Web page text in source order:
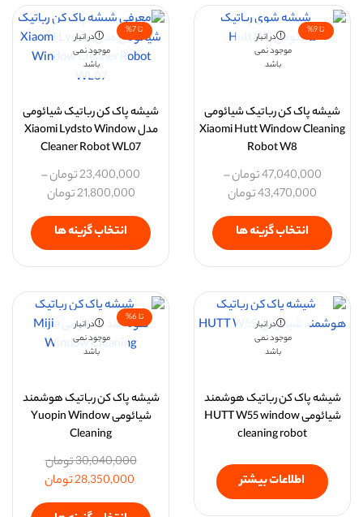
تا 9%
در انبار
موجود نمی
باشد
شیشه پاک کن رباتیک شیائومی
Xiaomi Hutt Window Cleaning
Robot W8
47,040,000تومان–
43,470,000تومان
انتخاب گزینه ها
تا 7%
در انبار
موجود نمی
باشد
شیشه پاک کن رباتیک شیائومی
مدل Xiaomi Lydsto Window
Cleaner Robot WL07
23,400,000تومان–
21,800,000تومان
انتخاب گزینه ها
در انبار
موجود نمی
باشد
شیشه پاک کن رباتیک هوشمند
شیائومی HUTT W55 window
cleaning robot
اطلاعات بیشتر
تا 6%
در انبار
موجود نمی
باشد
شیشه پاک کن رباتیک هوشمند
شیائومی Yuopin Window
Cleaning
30,040,000تومان
28,350,000تومان